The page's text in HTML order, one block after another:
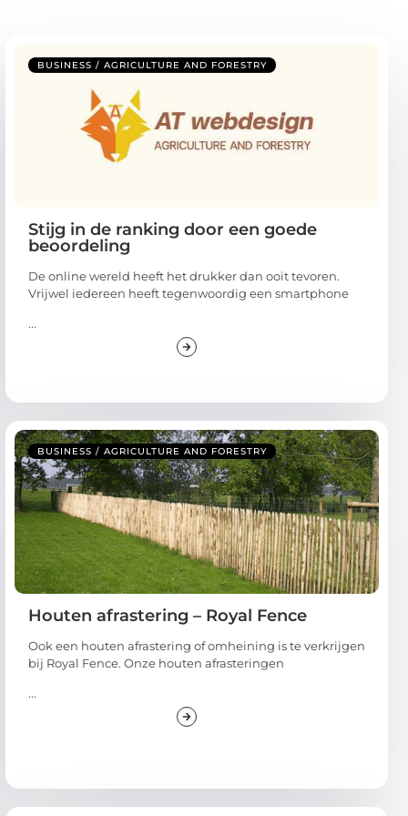
BUSINESS / AGRICULTURE AND FORESTRY
Stijg in de ranking door een goede
beoordeling
De online wereld heeft het drukker dan ooit tevoren.
Vrijwel iedereen heeft tegenwoordig een smartphone
...
BUSINESS / AGRICULTURE AND FORESTRY
Houten afrastering – Royal Fence
Ook een houten afrastering of omheining is te verkrijgen
bij Royal Fence. Onze houten afrasteringen
...